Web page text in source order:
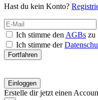
Hast du kein Konto?
Ich stimme den AGBs zu
Ich stimme der
Fortfahren
Einloggen
Erstelle dir jetzt einen